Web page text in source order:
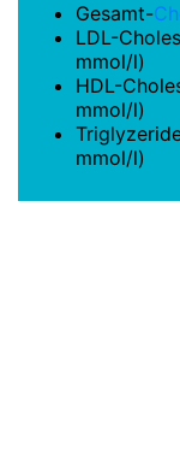
Gesamt-
LDL-
mmol/l)
HDL-
mmol/l)
mmol/l)